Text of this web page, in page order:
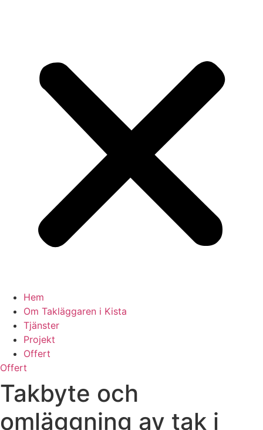
Hem
Om Takläggaren i Kista
Tjänster
Projekt
Offert
Offert
Takbyte och
omläggning av tak i